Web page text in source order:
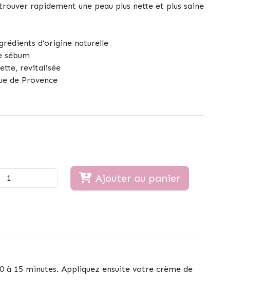
rapidement une peau plus nette et plus saine
d’origine naturelle
sébum
revitalisée
de Provence
Ajouter au panier
à 15 minutes. Appliquez ensuite votre crème de